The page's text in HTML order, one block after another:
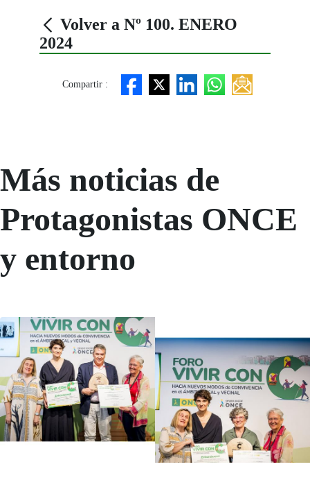
Volver a Nº 100. ENERO
2024
Compartir :
Más noticias de
Protagonistas ONCE
y entorno